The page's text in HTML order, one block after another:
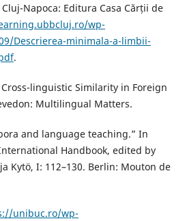
Napoca: Editura Casa Cărții de
wp-
Descrierea-minimala-a-limbii-
.
linguistic Similarity in Foreign
Multilingual Matters.
and language teaching.” In
Handbook, edited by
Kytö, I: 112–130. Berlin: Mouton de
unibuc.ro/wp-